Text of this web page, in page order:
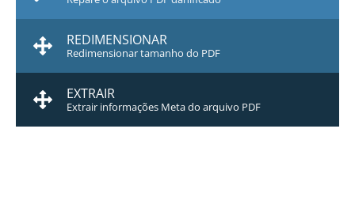
REDIMENSIONAR
Redimensionar tamanho do PDF
EXTRAIR
Extrair informações Meta do arquivo PDF